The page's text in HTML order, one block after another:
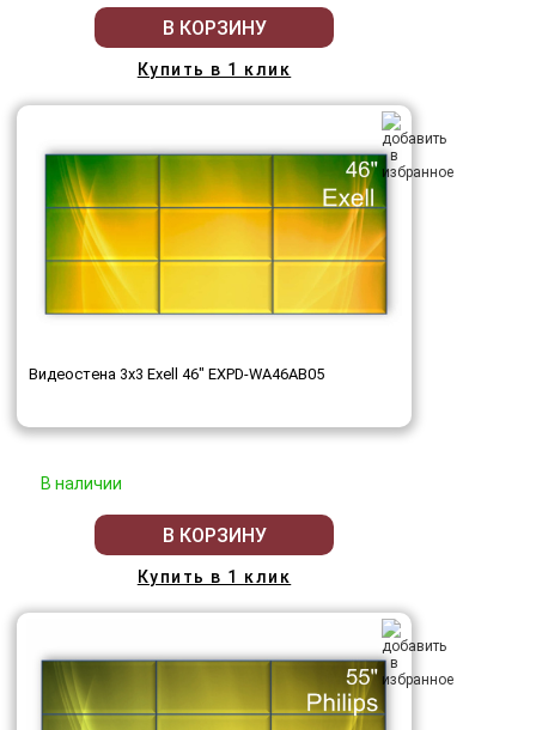
В КОРЗИНУ
Купить в 1 клик
Видеостена 3x3 Exell 46" EXPD-WA46AB05
В наличии
В КОРЗИНУ
Купить в 1 клик